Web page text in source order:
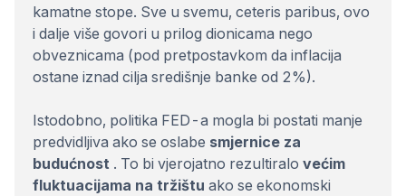
kamatne stope. Sve u svemu, ceteris paribus, ovo
i dalje više govori u prilog dionicama nego
obveznicama (pod pretpostavkom da inflacija
ostane iznad cilja središnje banke od 2%).
Istodobno, politika FED-a mogla bi postati manje
predvidljiva ako se oslabe smjernice za
budućnost . To bi vjerojatno rezultiralo većim
fluktuacijama na tržištu ako se ekonomski